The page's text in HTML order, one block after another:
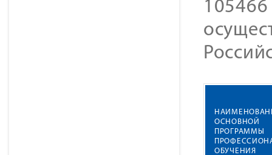
ОСНОВНОЙ
ПРОГРАММЫ
ОБУЧЕНИЯ